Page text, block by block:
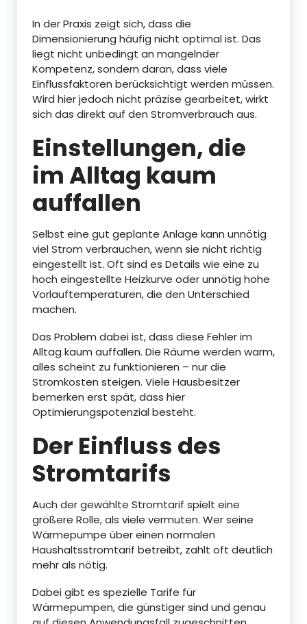
In der Praxis zeigt sich, dass die
Dimensionierung häufig nicht optimal ist. Das
liegt nicht unbedingt an mangelnder
Kompetenz, sondern daran, dass viele
Einflussfaktoren berücksichtigt werden müssen.
Wird hier jedoch nicht präzise gearbeitet, wirkt
sich das direkt auf den Stromverbrauch aus.
Einstellungen, die
im Alltag kaum
auffallen
Selbst eine gut geplante Anlage kann unnötig
viel Strom verbrauchen, wenn sie nicht richtig
eingestellt ist. Oft sind es Details wie eine zu
hoch eingestellte Heizkurve oder unnötig hohe
Vorlauftemperaturen, die den Unterschied
machen.
Das Problem dabei ist, dass diese Fehler im
Alltag kaum auffallen. Die Räume werden warm,
alles scheint zu funktionieren – nur die
Stromkosten steigen. Viele Hausbesitzer
bemerken erst spät, dass hier
Optimierungspotenzial besteht.
Der Einfluss des
Stromtarifs
Auch der gewählte Stromtarif spielt eine
größere Rolle, als viele vermuten. Wer seine
Wärmepumpe über einen normalen
Haushaltsstromtarif betreibt, zahlt oft deutlich
mehr als nötig.
Dabei gibt es spezielle Tarife für
Wärmepumpen, die günstiger sind und genau